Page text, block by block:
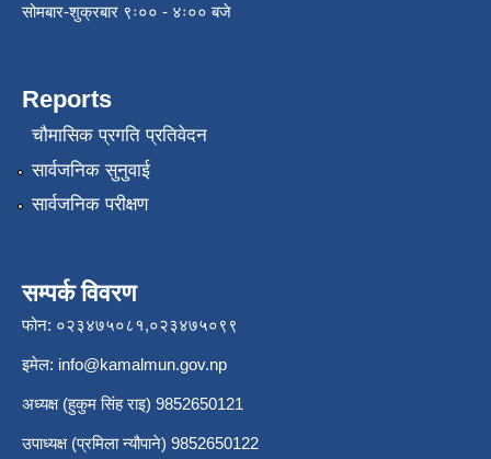
सोमबार-शुक्रबार ९ः०० - ४ः०० बजे
Reports
चौमासिक प्रगति प्रतिवेदन
सार्वजनिक सुनुवाई
सार्वजनिक परीक्षण
सम्पर्क विवरण
फोन: ०२३४७५०८१,०२३४७५०९९
इमेल: info@kamalmun.gov.np
अध्यक्ष (हुकुम सिंह राइ) 9852650121
उपाध्यक्ष (प्रमिला न्यौपाने) 9852650122